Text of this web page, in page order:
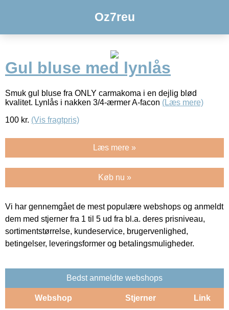
Oz7reu
Gul bluse med lynlås
Smuk gul bluse fra ONLY carmakoma i en dejlig blød
kvalitet. Lynlås i nakken 3/4-ærmer A-facon (Læs mere)
100 kr. (Vis fragtpris)
Læs mere »
Køb nu »
Vi har gennemgået de mest populære webshops og anmeldt
dem med stjerner fra 1 til 5 ud fra bl.a. deres prisniveau,
sortimentstørrelse, kundeservice, brugervenlighed,
betingelser, leveringsformer og betalingsmuligheder.
Bedst anmeldte webshops
Webshop Stjerner Link